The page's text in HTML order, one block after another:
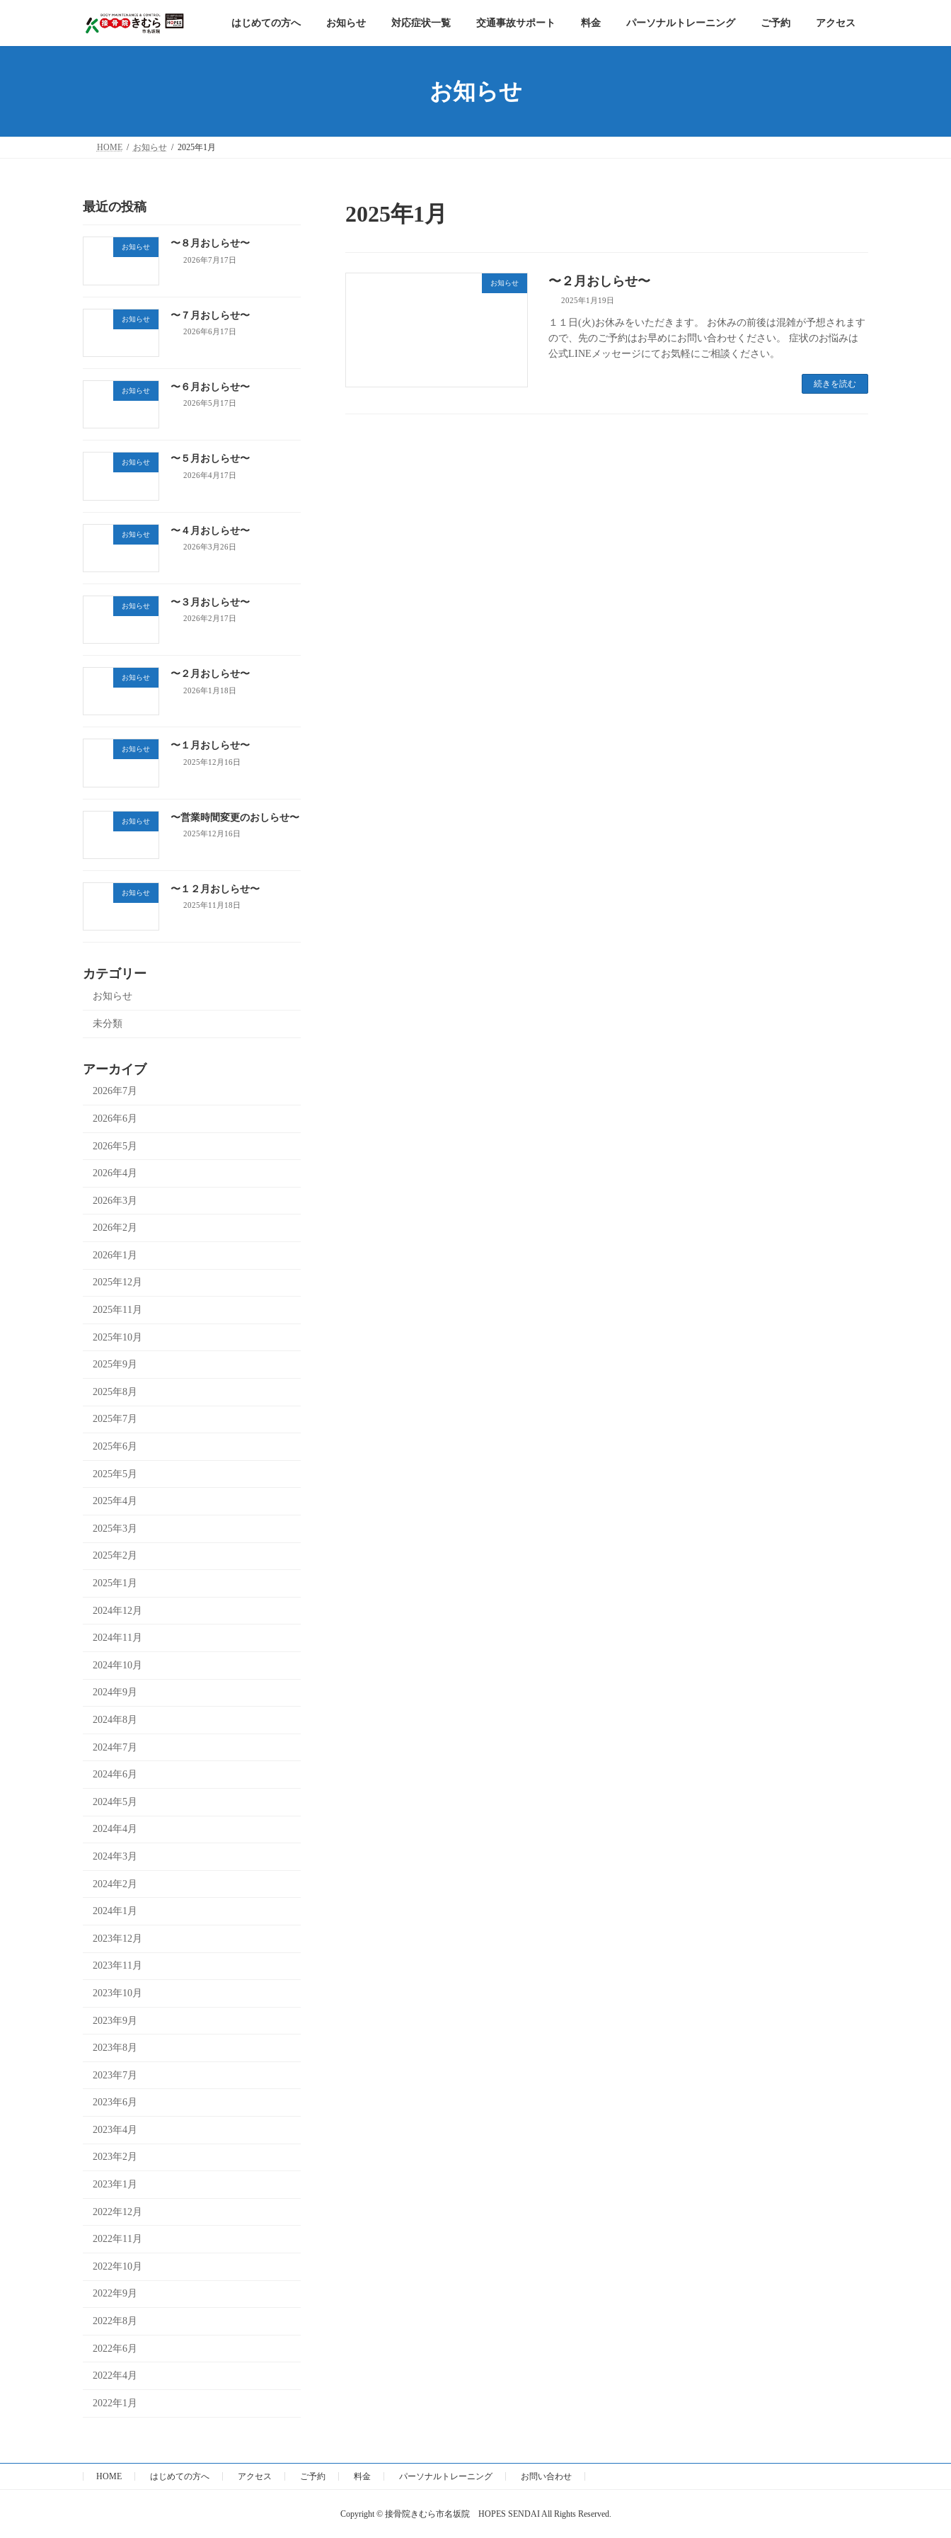
プ
動
はじめての方へ お知らせ 対応症状一覧 交通事故サポート 料金 パーソナルトレーニング ご予約 アクセス
お知らせ
HOME お知らせ 2025年1月
2025年1月
お知らせ 〜２月おしらせ〜
2025年1月19日
１１日(火)お休みをいただきます。 お休みの前後は混雑が予想されます
ので、先のご予約はお早めにお問い合わせください。 症状のお悩みは
公式LINEメッセージにてお気軽にご相談ください。
続きを読む
最近の投稿
お知らせ 〜８月おしらせ〜
2026年7月17日
お知らせ 〜７月おしらせ〜
2026年6月17日
お知らせ 〜６月おしらせ〜
2026年5月17日
お知らせ 〜５月おしらせ〜
2026年4月17日
お知らせ 〜４月おしらせ〜
2026年3月26日
お知らせ 〜３月おしらせ〜
2026年2月17日
お知らせ 〜２月おしらせ〜
2026年1月18日
お知らせ 〜１月おしらせ〜
2025年12月16日
お知らせ 〜営業時間変更のおしらせ〜
2025年12月16日
お知らせ 〜１２月おしらせ〜
2025年11月18日
カテゴリー
お知らせ
未分類
アーカイブ
2026年7月
2026年6月
2026年5月
2026年4月
2026年3月
2026年2月
2026年1月
2025年12月
2025年11月
2025年10月
2025年9月
2025年8月
2025年7月
2025年6月
2025年5月
2025年4月
2025年3月
2025年2月
2025年1月
2024年12月
2024年11月
2024年10月
2024年9月
2024年8月
2024年7月
2024年6月
2024年5月
2024年4月
2024年3月
2024年2月
2024年1月
2023年12月
2023年11月
2023年10月
2023年9月
2023年8月
2023年7月
2023年6月
2023年4月
2023年2月
2023年1月
2022年12月
2022年11月
2022年10月
2022年9月
2022年8月
2022年6月
2022年4月
2022年1月
HOME はじめての方へ アクセス ご予約 料金 パーソナルトレーニング お問い合わせ
Copyright © 接骨院きむら市名坂院 HOPES SENDAI All Rights Reserved.